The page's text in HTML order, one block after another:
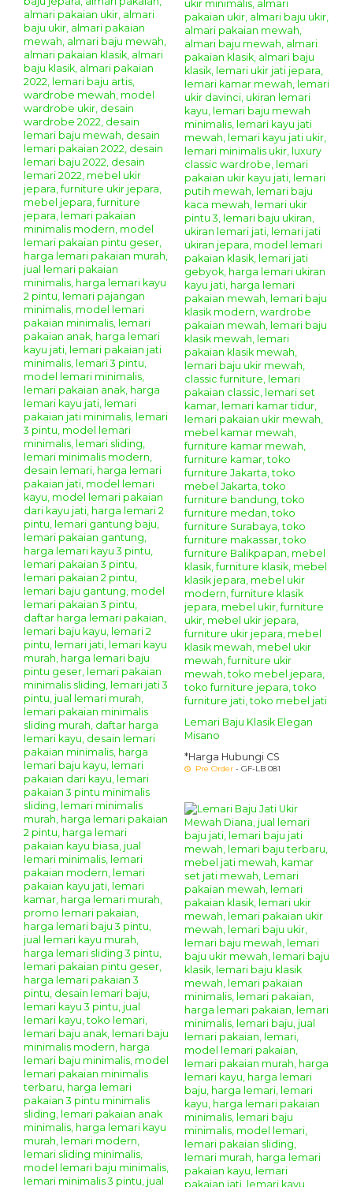
Lemari Baju Klasik Elegan
Misano
*Harga Hubungi CS
Pre Order - GF-LB 081